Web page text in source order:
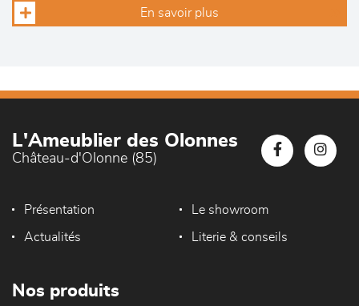
En savoir plus
L'Ameublier des Olonnes
Château-d'Olonne (85)
Présentation Le showroom
Actualités Literie & conseils
Nos produits